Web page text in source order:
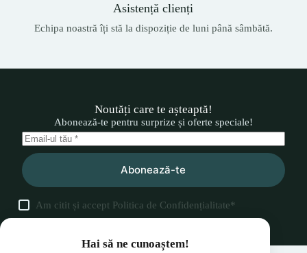
Asistență clienți
Echipa noastră îți stă la dispoziție de luni până sâmbătă.
Noutăți care te așteaptă!
Abonează-te pentru surprize și oferte speciale!
Abonează-te
Am citit și accept Politica de Confidențialitate*
Hai să ne cunoaștem!